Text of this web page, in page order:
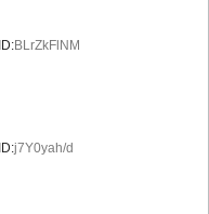
ID:BLrZkFlNM
ID:j7Y0yah/d